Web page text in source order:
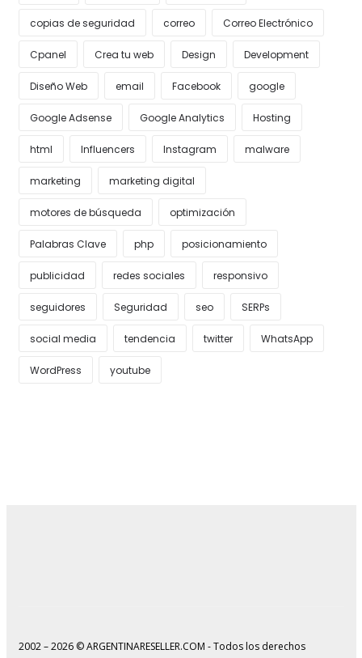
copias de seguridad correo Correo Electrónico
Cpanel Crea tu web Design Development
Diseño Web email Facebook google
Google Adsense Google Analytics Hosting
html Influencers Instagram malware
marketing marketing digital
motores de búsqueda optimización
Palabras Clave php posicionamiento
publicidad redes sociales responsivo
seguidores Seguridad seo SERPs
social media tendencia twitter WhatsApp
WordPress youtube
2002 – 2026 © ARGENTINARESELLER.COM - Todos los derechos